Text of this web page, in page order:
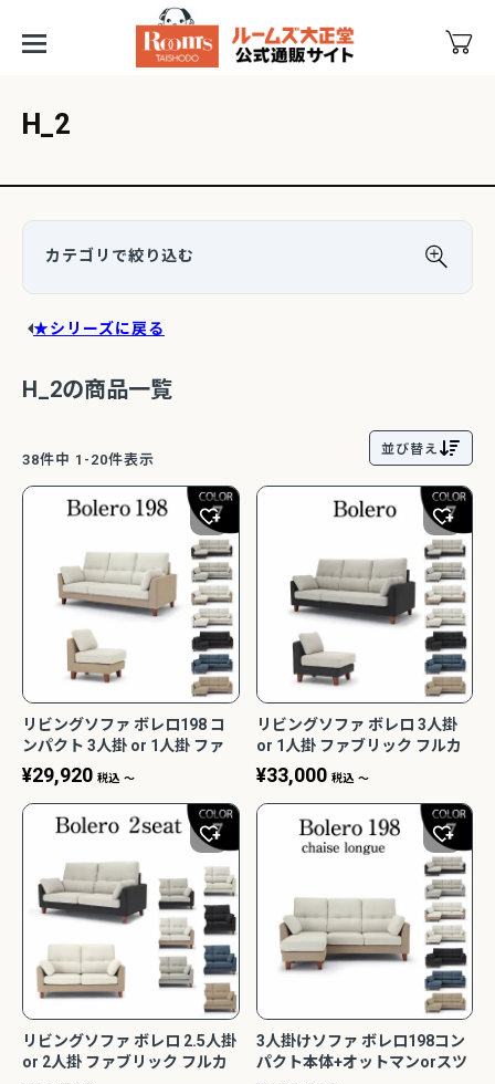
アームソファ
SN【リビン
/寝室/シェー
インク
レザーテックス カウチソフ
ァ マウルス2 プライム
PLT【在庫色/特注色】オッ
トマン分離型自由レイアウ
ト 幅218cm リラックスフ
ォーム ラグジュアリー 関家
具
¥139,800税込
リビングソファ ライラ198
3人掛 1人掛 ウォッシャブ
ル フルカバーリング 野田産
業 NDStyle
¥32,450
税込
を楽しみたい】 ピグレットシリ
リビング学習に最適！コンパクトで省スペ
設計のスリムタイプ勉強机特集
H_2
★シリーズに戻る
H_2の商品一覧
並び替え
38件中 1 - 20件表示
リビングソファ ボレロ198 コ
ンパクト 3人掛 or 1人掛 ファ
ブリック フルカバーリング
BLR-198/BLR-ALS70 野田産業
NDStyle
¥29,920 税込 〜
リビングソファ ボレロ 3人掛
or 1人掛 ファブリック フルカ
バーリング BLR-SF3/BLR-
ALS75 野田産業 NDStyle
¥33,000 税込 〜
リビングソファ ボレロ 2.5人掛
or 2人掛 ファブリック フルカ
3人掛けソファ ボレロ198コン
パクト本体+オットマンorスツ